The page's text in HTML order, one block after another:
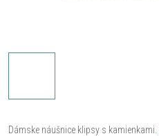
Dámske náušnice klipsy s kamienkami.